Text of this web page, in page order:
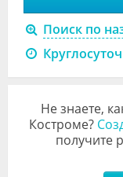
Видео
Форум
Клиники
Специалисты
Галерея
Поиск по
Не знаете,
Костроме?
получите